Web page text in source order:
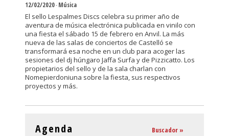
12/02/2020-Música
El sello Lespalmes Discs celebra su primer año de
aventura de música electrónica publicada en vinilo con
una fiesta el sábado 15 de febrero en Anvil. La más
nueva de las salas de conciertos de Castelló se
transformará esa noche en un club para acoger las
sesiones del dj húngaro Jaffa Surfa y de Pizzicatto. Los
propietarios del sello y de la sala charlan con
Nomepierdoniuna sobre la fiesta, sus respectivos
proyectos y más.
Agenda Buscador »